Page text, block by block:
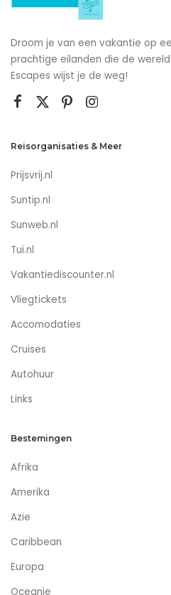
Droom je van een vakantie op
prachtige eilanden die de wereld
Escapes wijst je de weg!
Reisorganisaties & Meer
Prijsvrij.nl
Suntip.nl
Sunweb.nl
Tui.nl
Vakantiediscounter.nl
Vliegtickets
Accomodaties
Cruises
Autohuur
Links
Bestemingen
Afrika
Amerika
Azie
Caribbean
Europa
Oceanie